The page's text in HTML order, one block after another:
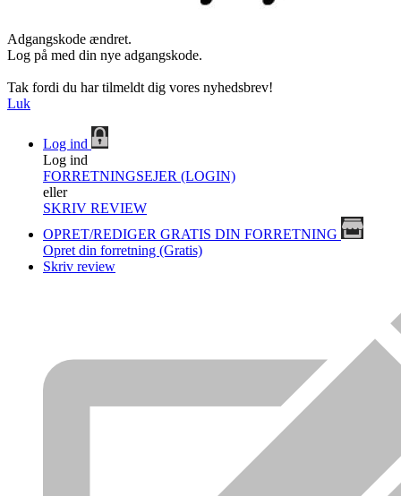
Adgangskode ændret.
Log på med din nye adgangskode.
Tak fordi du har tilmeldt dig vores nyhedsbrev!
Luk
Log ind
Log ind
FORRETNINGSEJER (LOGIN)
eller
SKRIV REVIEW
OPRET/REDIGER GRATIS DIN FORRETNING
Opret din forretning (Gratis)
Skriv review